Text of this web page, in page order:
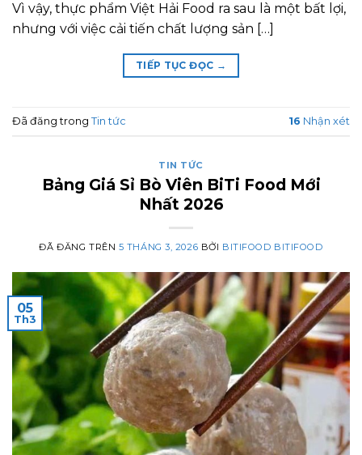
Vì vậy, thực phẩm Việt Hải Food ra sau là một bất lợi,
nhưng với việc cải tiến chất lượng sản […]
TIẾP TỤC ĐỌC →
Đã đăng trong Tin tức 16 Nhận xét
TIN TỨC
Bảng Giá Sỉ Bò Viên BiTi Food Mới
Nhất 2026
ĐÃ ĐĂNG TRÊN 5 THÁNG 3, 2026 BỞI BITIFOOD BITIFOOD
05
Th3